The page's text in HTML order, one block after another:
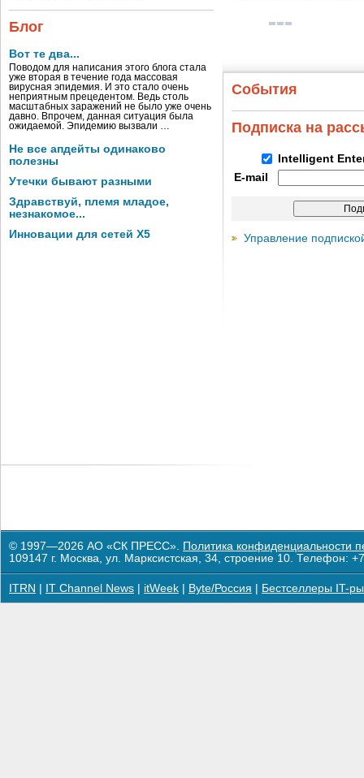
Блог
Вот те два...
Поводом для написания этого блога стала
уже вторая в течение года массовая
вирусная эпидемия. И это стало очень
неприятным прецедентом. Ведь столь
масштабных заражений не было уже очень
давно. Впрочем, данная ситуация была
ожидаемой. Эпидемию вызвали …
Не все апдейты одинаково
полезны
Утечки бывают разными
Здравствуй, племя младое,
незнакомое...
Инновации для сетей X5
События
Подписка на
Intelligent
E-mail
Управление
© 1997—2026 АО «СК ПРЕСС». Политика конфиденциальности
109147 г. Москва, ул. Марксистская, 34, строение 10. Телефон:
ITRN IT Channel News itWeek Byte/Россия Бестселлеры IT-